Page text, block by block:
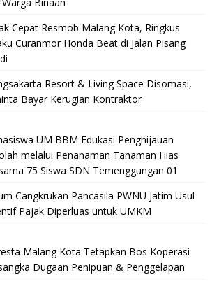
Cepat Resmob Malang Kota, Ringkus
Curanmor Honda Beat di Jalan Pisang
Resort & Living Space Disomasi,
Bayar Kerugian Kontraktor
UM BBM Edukasi Penghijauan
melalui Penanaman Tanaman Hias
75 Siswa SDN Temenggungan 01
Cangkrukan Pancasila PWNU Jatim Usul
Pajak Diperluas untuk UMKM
Malang Kota Tetapkan Bos Koperasi
Dugaan Penipuan & Penggelapan